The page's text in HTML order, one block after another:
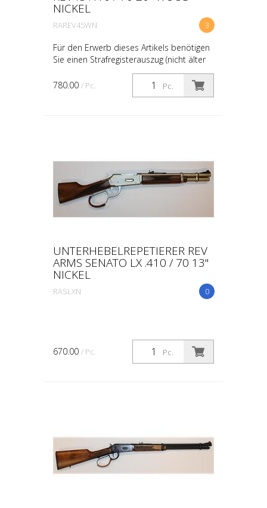
NICKEL
3
RAREV45WN
Für den Erwerb dieses Artikels benötigen
Sie einen Strafregisterauszug (nicht älter
als 3 Monate) & eine Kopie Ihrer
Identitätskarte oder Ihres Passes.
Pc.
780.00 / Pc.
UNTERHEBELREPETIERER REV
ARMS SENATO LX .410 / 70 13"
NICKEL
0
RASLXN
Pc.
670.00 / Pc.